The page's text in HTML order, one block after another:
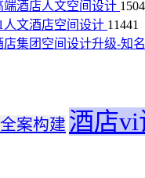
端酒店人文空间设计
人文酒店空间设计 11441
店集团空间设计升级-知
案构建 酒店vi